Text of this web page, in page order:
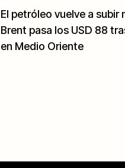
El petróleo vuelve a subir
Brent pasa los USD 88
en Medio Oriente